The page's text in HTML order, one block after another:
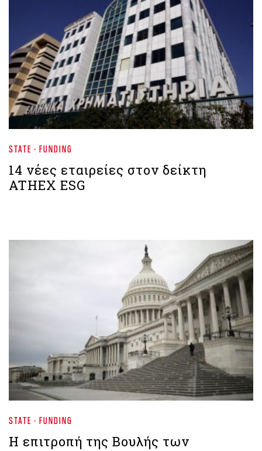
STATE - FUNDING
14 νέες εταιρείες στον δείκτη
ATHEX ESG
STATE - FUNDING
Η επιτροπή της Βουλής των